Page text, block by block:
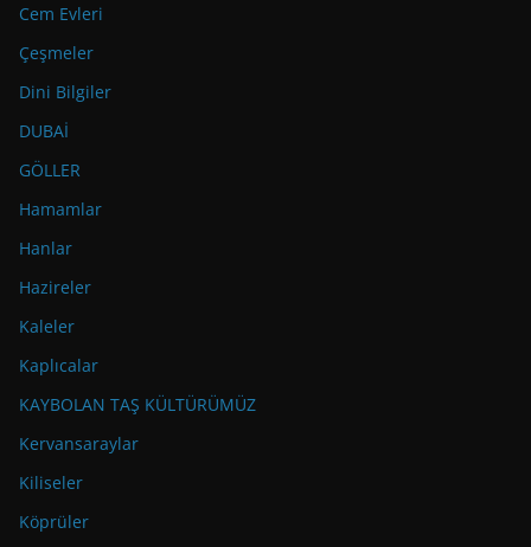
Cem Evleri
Çeşmeler
Dini Bilgiler
DUBAİ
GÖLLER
Hamamlar
Hanlar
Hazireler
Kaleler
Kaplıcalar
KAYBOLAN TAŞ KÜLTÜRÜMÜZ
Kervansaraylar
Kiliseler
Köprüler